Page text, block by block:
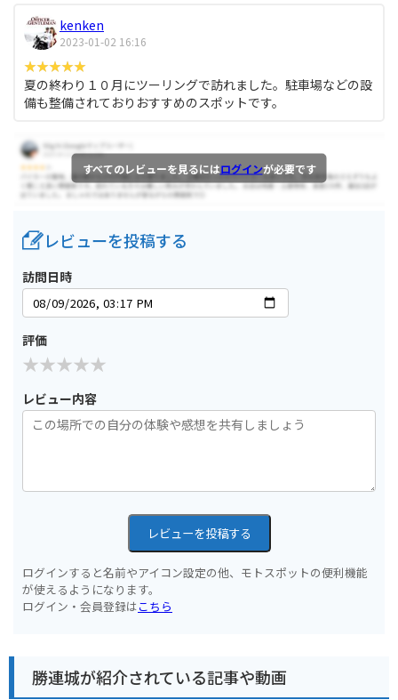
kenken
2023-01-02 16:16
夏の終わり１０月にツーリングで訪れました。駐車場などの設
備も整備されておりおすすめのスポットです。
すべてのレビューを見るにはログインが必要です
レビューを投稿する
訪問日時
評価
レビュー内容
レビューを投稿する
ログインすると名前やアイコン設定の他、モトスポットの便利機能
が使えるようになります。
ログイン・会員登録はこちら
勝連城が紹介されている記事や動画